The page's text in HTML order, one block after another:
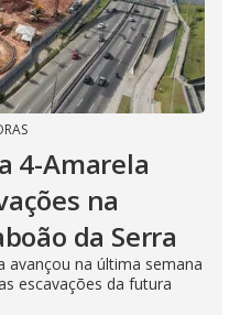
4-Amarela
na
da Serra
avançou na última semana
escavações da futura